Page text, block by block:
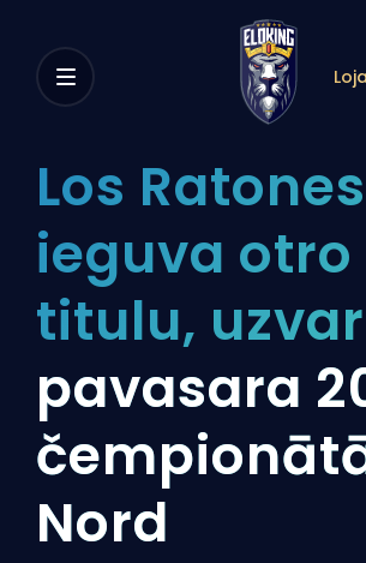
Los Ratones
ieguva otro
titulu, uzvar
pavasara
Nord